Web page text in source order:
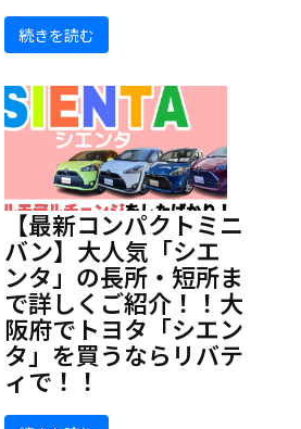
続きを読む
【最新コンパクトミニ
バン】大人気「シエ
ンタ」の長所・短所ま
で詳しくご紹介！！大
阪府でトヨタ「シエン
タ」を買うならリバテ
ィで！！